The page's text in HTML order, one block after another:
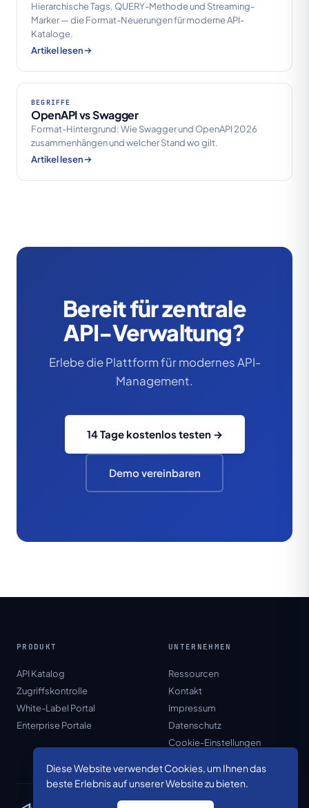
Diese Website verwendet Cookies, um Ihnen das
beste Erlebnis auf unserer Website zu bieten.
Hierarchische Tags, QUERY-Methode und Streaming-
Marker — die Format-Neuerungen für moderne API-
Kataloge.
Artikel lesen
BEGRIFFE
OpenAPI vs Swagger
Format-Hintergrund: Wie Swagger und OpenAPI 2026
zusammenhängen und welcher Stand wo gilt.
Artikel lesen
Bereit für zentrale
API-Verwaltung?
Erlebe die Plattform für modernes API-
Management.
14 Tage kostenlos testen →
Demo vereinbaren
PRODUKT
API Katalog
Zugriffskontrolle
White-Label Portal
Enterprise Portale
UNTERNEHMEN
Ressourcen
Kontakt
Impressum
Datenschutz
Cookie-Einstellungen